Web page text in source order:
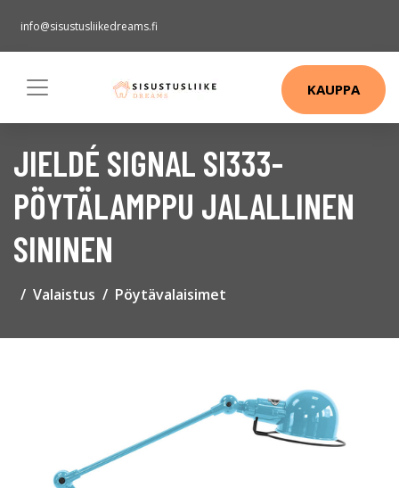
info@sisustusliikedreams.fi
KAUPPA
JIELDÉ SIGNAL SI333-
PÖYTÄLAMPPU JALALLINEN
SININEN
Valaistus Pöytävalaisimet